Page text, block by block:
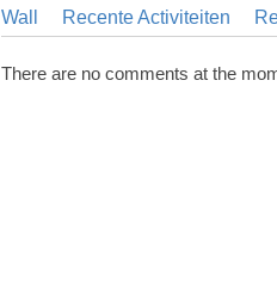
Wall Recente Activiteiten
There are no comments at the